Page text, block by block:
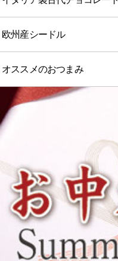
欧州産シードル
オススメのおつまみ